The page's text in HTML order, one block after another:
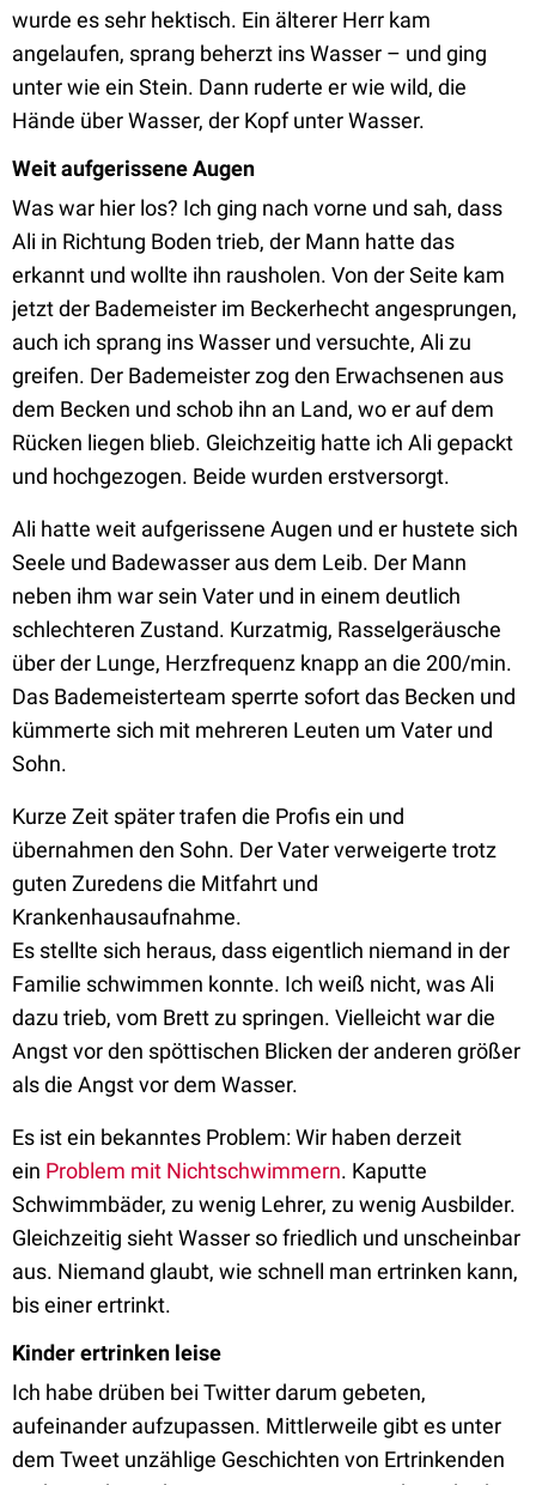
wurde es sehr hektisch. Ein älterer Herr kam
angelaufen, sprang beherzt ins Wasser – und ging
unter wie ein Stein. Dann ruderte er wie wild, die
Hände über Wasser, der Kopf unter Wasser.
Weit aufgerissene Augen
Was war hier los? Ich ging nach vorne und sah, dass
Ali in Richtung Boden trieb, der Mann hatte das
erkannt und wollte ihn rausholen. Von der Seite kam
jetzt der Bademeister im Beckerhecht angesprungen,
auch ich sprang ins Wasser und versuchte, Ali zu
greifen. Der Bademeister zog den Erwachsenen aus
dem Becken und schob ihn an Land, wo er auf dem
Rücken liegen blieb. Gleichzeitig hatte ich Ali gepackt
und hochgezogen. Beide wurden erstversorgt.
Ali hatte weit aufgerissene Augen und er hustete sich
Seele und Badewasser aus dem Leib. Der Mann
neben ihm war sein Vater und in einem deutlich
schlechteren Zustand. Kurzatmig, Rasselgeräusche
über der Lunge, Herzfrequenz knapp an die 200/min.
Das Bademeisterteam sperrte sofort das Becken und
kümmerte sich mit mehreren Leuten um Vater und
Sohn.
Kurze Zeit später trafen die Profis ein und
übernahmen den Sohn. Der Vater verweigerte trotz
guten Zuredens die Mitfahrt und
Krankenhausaufnahme.
Es stellte sich heraus, dass eigentlich niemand in der
Familie schwimmen konnte. Ich weiß nicht, was Ali
dazu trieb, vom Brett zu springen. Vielleicht war die
Angst vor den spöttischen Blicken der anderen größer
als die Angst vor dem Wasser.
Es ist ein bekanntes Problem: Wir haben derzeit
ein Problem mit Nichtschwimmern. Kaputte
Schwimmbäder, zu wenig Lehrer, zu wenig Ausbilder.
Gleichzeitig sieht Wasser so friedlich und unscheinbar
aus. Niemand glaubt, wie schnell man ertrinken kann,
bis einer ertrinkt.
Kinder ertrinken leise
Ich habe drüben bei Twitter darum gebeten,
aufeinander aufzupassen. Mittlerweile gibt es unter
dem Tweet unzählige Geschichten von Ertrinkenden